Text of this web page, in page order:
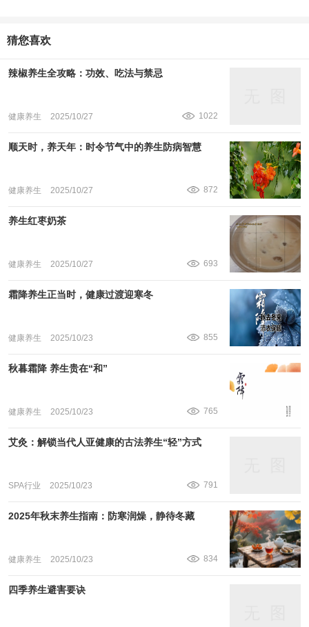
猜您喜欢
辣椒养生全攻略：功效、吃法与禁忌
健康养生 2025/10/27 1022
顺天时，养天年：时令节气中的养生防病智慧
健康养生 2025/10/27 872
养生红枣奶茶
健康养生 2025/10/27 693
霜降养生正当时，健康过渡迎寒冬
健康养生 2025/10/23 855
秋暮霜降 养生贵在“和”
健康养生 2025/10/23 765
艾灸：解锁当代人亚健康的古法养生“轻”方式
SPA行业 2025/10/23 791
2025年秋末养生指南：防寒润燥，静待冬藏
健康养生 2025/10/23 834
四季养生避害要诀